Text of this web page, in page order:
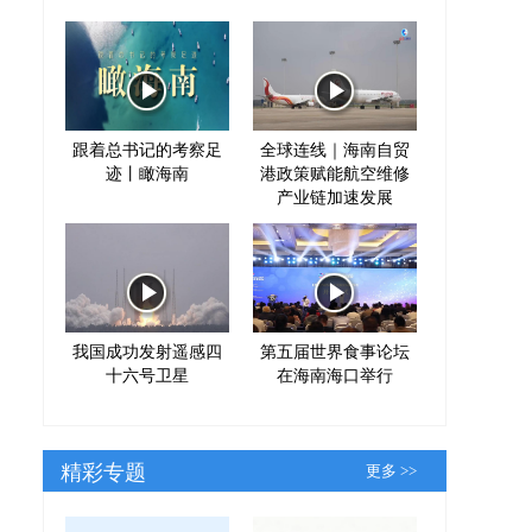
跟着总书记的考察足
迹丨瞰海南
全球连线｜海南自贸
港政策赋能航空维修
产业链加速发展
我国成功发射遥感四
十六号卫星
第五届世界食事论坛
在海南海口举行
精彩专题 更多 >>